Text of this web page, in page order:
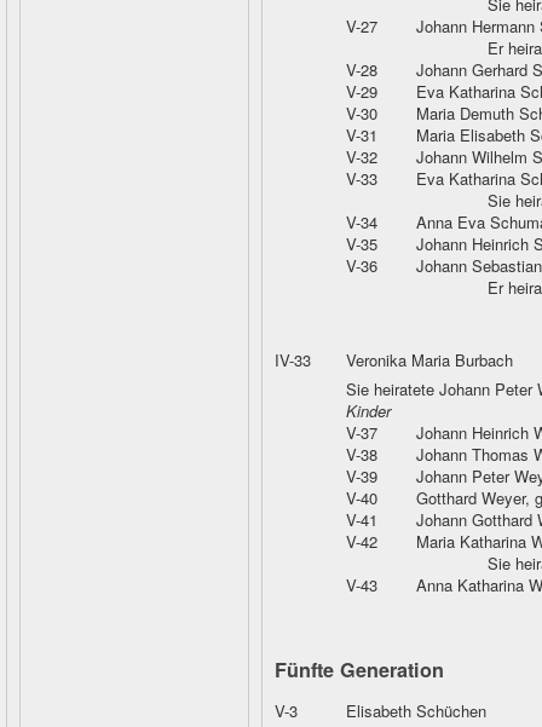
V-27
Johann Hermann
Er
V-28
Johann Gerhard
V-29
Eva Katharina
V-30
Maria Demuth
V-31
Maria Elisabeth
V-32
Johann Wilhelm
V-33
Eva Katharina
Sie
V-34
Anna Eva
V-35
Johann Heinrich
V-36
Johann
Er
IV-33
Veronika Maria Burbach
Sie heiratete Johann Peter
Kinder
V-37
Johann Heinrich
V-38
Johann Thomas
V-39
Johann Peter
V-40
Gotthard Weyer,
V-41
Johann Gotthard
V-42
Maria Katharina
Sie
V-43
Anna Katharina
Fünfte Generation
V-3
Elisabeth Schüchen